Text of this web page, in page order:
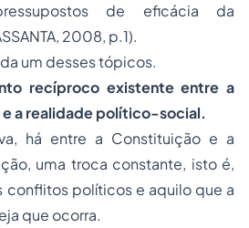
de eficácia da
2008, p.1).
um desses tópicos.
recíproco existente entre a
a realidade político-social.
há entre a Constituição e a
uma troca constante, isto é,
conflitos políticos e aquilo que a
que ocorra.